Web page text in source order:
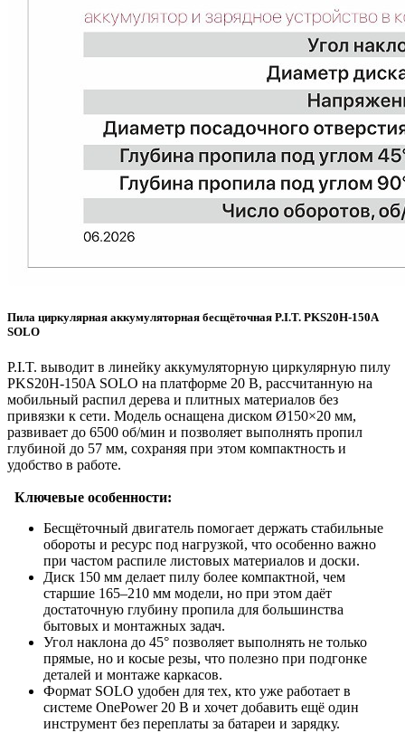
Пила циркулярная аккумуляторная бесщёточная P.I.T. PKS20H‑150A
SOLO
P.I.T. выводит в линейку аккумуляторную циркулярную пилу
PKS20H‑150A SOLO на платформе 20 В, рассчитанную на
мобильный распил дерева и плитных материалов без
привязки к сети. Модель оснащена диском Ø150×20 мм,
развивает до 6500 об/мин и позволяет выполнять пропил
глубиной до 57 мм, сохраняя при этом компактность и
удобство в работе.
Ключевые особенности:
Бесщёточный двигатель помогает держать стабильные
обороты и ресурс под нагрузкой, что особенно важно
при частом распиле листовых материалов и доски.
Диск 150 мм делает пилу более компактной, чем
старшие 165–210 мм модели, но при этом даёт
достаточную глубину пропила для большинства
бытовых и монтажных задач.
Угол наклона до 45° позволяет выполнять не только
прямые, но и косые резы, что полезно при подгонке
деталей и монтаже каркасов.
Формат SOLO удобен для тех, кто уже работает в
системе OnePower 20 В и хочет добавить ещё один
инструмент без переплаты за батареи и зарядку.